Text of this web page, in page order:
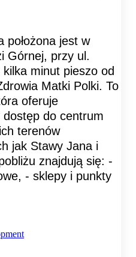
położona jest w
Górnej, przy ul.
minut pieszo od
Matki Polki. To
oferuje
dostęp do centrum
terenów
jak Stawy Jana i
znajdują się: -
- sklepy i punkty